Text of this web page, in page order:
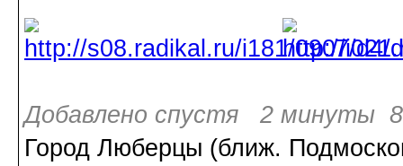
Добавлено спустя 2 минуты 8
Город Люберцы (ближ.